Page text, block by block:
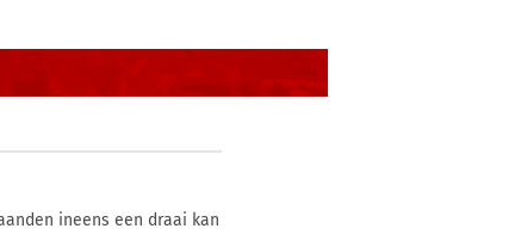
ineens een draai kan